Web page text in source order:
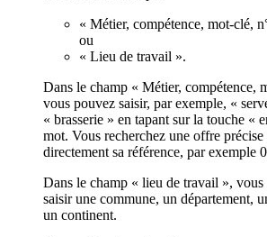
« Métier, compétence, mot-clé,
ou
« Lieu de travail ».
Dans le champ « Métier, compétence,
vous pouvez saisir, par exemple, «
« brasserie » en tapant sur la touche «
mot. Vous recherchez une offre précise
directement sa référence, par exemple
Dans le champ « lieu de travail »,
saisir une commune, un département,
un continent.